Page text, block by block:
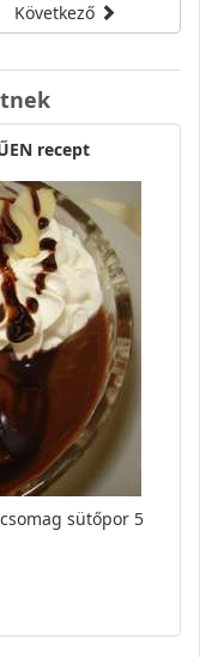
Következő
recept
sütőpor 5